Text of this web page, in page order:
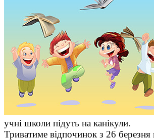
учні школи підуть на канікули.
Триватиме відпочинок з 26 березня